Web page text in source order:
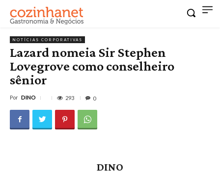
NOTÍCIAS CORPORATIVAS
Lazard nomeia Sir Stephen
Lovegrove como conselheiro
sênior
Por DINO 293 0
DINO